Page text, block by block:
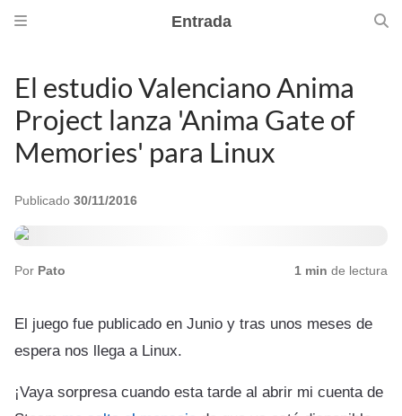
Entrada
El estudio Valenciano Anima
Project lanza 'Anima Gate of
Memories' para Linux
Publicado 30/11/2016
Por Pato 1 min de lectura
El juego fue publicado en Junio y tras unos meses de
espera nos llega a Linux.
¡Vaya sorpresa cuando esta tarde al abrir mi cuenta de